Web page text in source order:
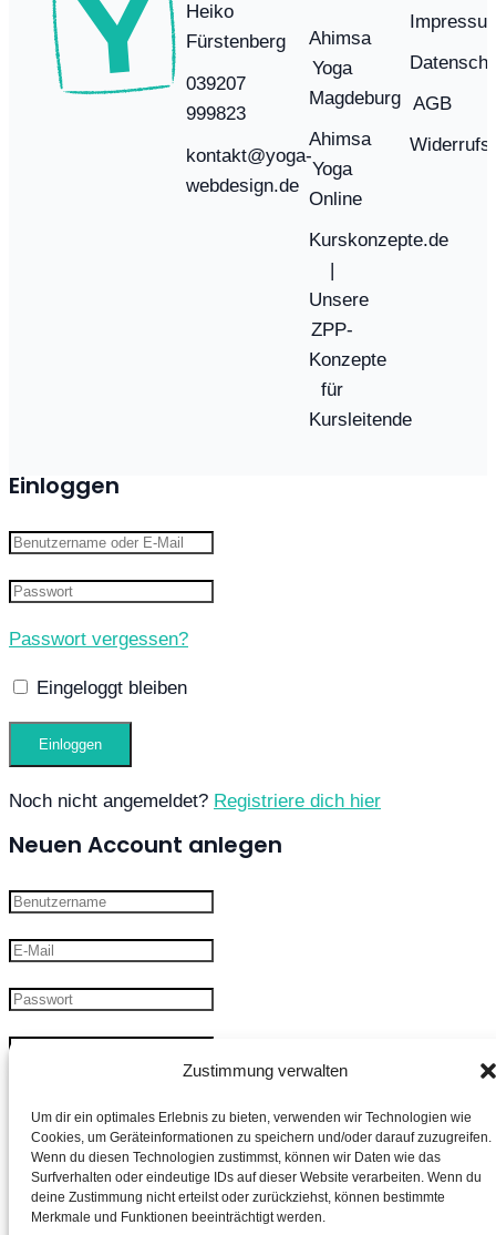
Zustimmung verwalten
Um dir ein optimales Erlebnis zu bieten, verwenden wir Technologien wie
Cookies, um Geräteinformationen zu speichern und/oder darauf zuzugreifen.
Wenn du diesen Technologien zustimmst, können wir Daten wie das
Surfverhalten oder eindeutige IDs auf dieser Website verarbeiten. Wenn du
deine Zustimmung nicht erteilst oder zurückziehst, können bestimmte
Merkmale und Funktionen beeinträchtigt werden.
Heiko
Fürstenberg
039207
999823
kontakt@yoga-
webdesign.de
Ahimsa
Yoga
Magdeburg
Ahimsa
Yoga
Online
Kurskonzepte.de
Unsere
ZPP-
Konzepte
für
Kursleitende
AGB
Einloggen
Passwort vergessen?
Eingeloggt bleiben
Noch nicht angemeldet? Registriere dich hier
Neuen Account anlegen
Hast du bereits einen Account?Jetzt einloggen